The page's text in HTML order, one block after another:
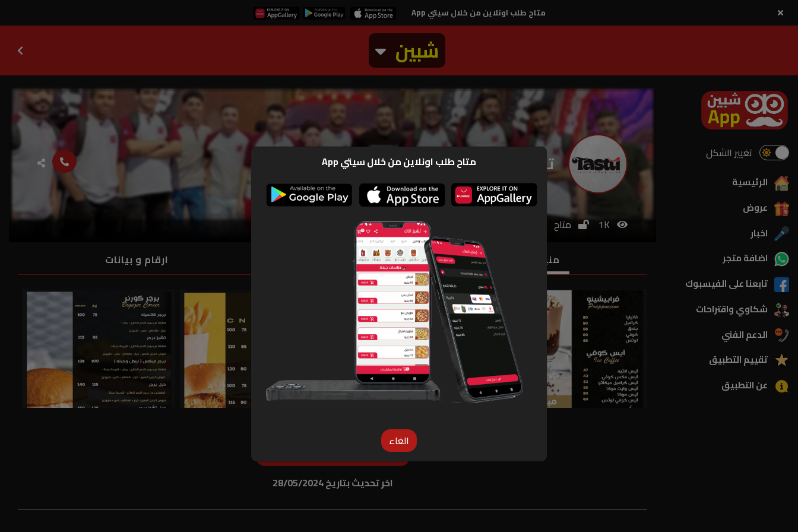
متاح طلب اونلاين من خلال سيتي App
شبين
تغيير الشكل
الرئيسية
عروض
اخبار
اضافة متجر
تابعنا على الفيسبوك
شكاوي واقتراحات
الدعم الفني
تقييم التطبيق
عن التطبيق
تستو
1K
متاح
منيو
صور ارقام و بيانات
لو المنيو غلط دوس هنا عشان نعرف
اخر تحديث بتاريخ 28/05/2024
متاح طلب اونلاين من خلال سيتي App
الغاء